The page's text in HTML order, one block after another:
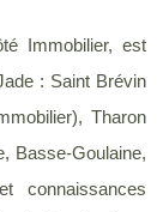
Immobilier, est
: Saint Brévin
Tharon
Basse-Goulaine,
connaissances